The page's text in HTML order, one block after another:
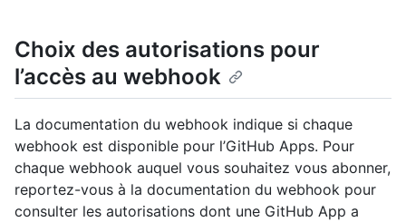
Choix des autorisations pour
l’accès au webhook
La documentation du webhook indique si chaque
webhook est disponible pour l’GitHub Apps. Pour
chaque webhook auquel vous souhaitez vous abonner,
reportez-vous à la documentation du webhook pour
consulter les autorisations dont une GitHub App a